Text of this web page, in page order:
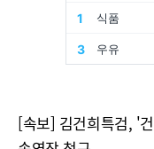
[속보] 김건희특검, '